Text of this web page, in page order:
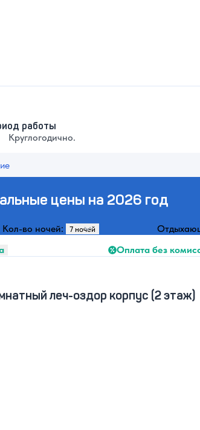
работы
Круглогодично.
цены на 2026 год
Кол-во ночей:
Оплата без
леч-оздор корпус (2 этаж)